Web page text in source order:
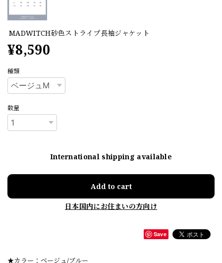
MADWITCH砂色ストライプ長袖ジャケット
¥8,590
種類
数量
International shipping available
Add to cart
日本国内にお住まいの方向け
Save
★カラー：ベージュ/ブルー